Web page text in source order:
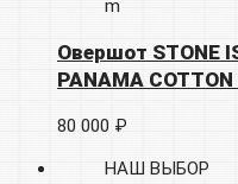
m
Овершот STONE
PANAMA COTTON
80 000 ₽
НАШ ВЫБОР